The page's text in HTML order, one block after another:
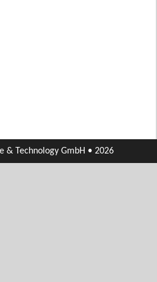
& Technology GmbH • 2026